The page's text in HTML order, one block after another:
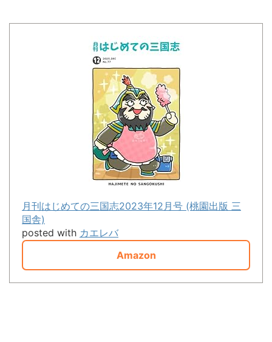
月刊はじめての三国志2023年12月号 (桃園出版 三
国舎)
posted with カエレバ
Amazon